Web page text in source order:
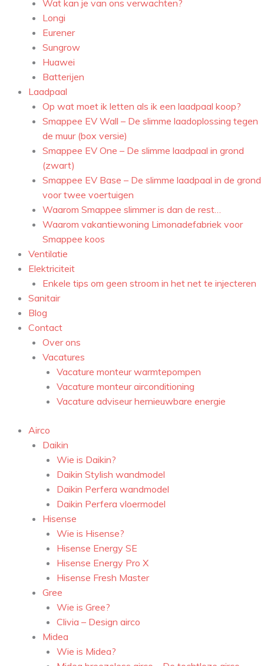
Wat kan je van ons verwachten?
Longi
Eurener
Sungrow
Huawei
Batterijen
Laadpaal
Op wat moet ik letten als ik een laadpaal koop?
Smappee EV Wall – De slimme laadoplossing tegen
de muur (box versie)
Smappee EV One – De slimme laadpaal in grond
(zwart)
Smappee EV Base – De slimme laadpaal in de grond
voor twee voertuigen
Waarom Smappee slimmer is dan de rest…
Waarom vakantiewoning Limonadefabriek voor
Smappee koos
Ventilatie
Elektriciteit
Enkele tips om geen stroom in het net te injecteren
Sanitair
Blog
Contact
Over ons
Vacatures
Vacature monteur warmtepompen
Vacature monteur airconditioning
Vacature adviseur hernieuwbare energie
Airco
Daikin
Wie is Daikin?
Daikin Stylish wandmodel
Daikin Perfera wandmodel
Daikin Perfera vloermodel
Hisense
Wie is Hisense?
Hisense Energy SE
Hisense Energy Pro X
Hisense Fresh Master
Gree
Wie is Gree?
Clivia – Design airco
Midea
Wie is Midea?